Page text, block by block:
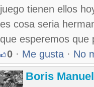
juego tienen ellos
es cosa seria
que esperemos que
0 · Me gusta · No
Boris